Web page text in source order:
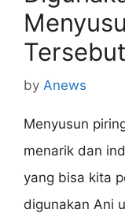
by Anews
Menyusun
menarik dan
yang bisa kita
digunakan Ani